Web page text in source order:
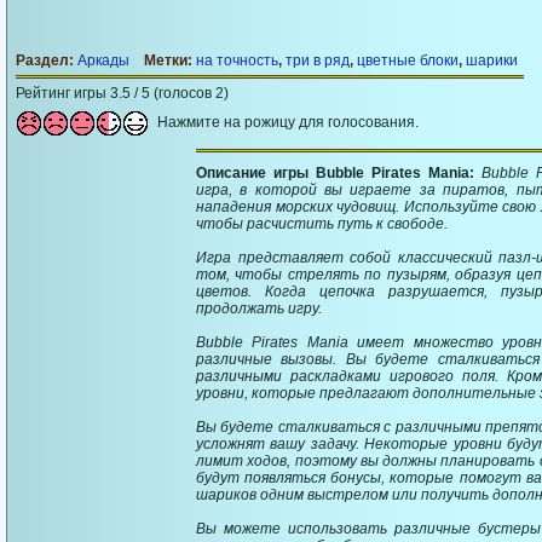
Раздел: Аркады Метки: на точность, три в ряд, цветные блоки, шарики
Рейтинг игры 3.5 / 5 (голосов 2)
Нажмите на рожицу для голосования.
Описание игры Bubble Pirates Mania: Bubble
игра, в которой вы играете за пиратов,
нападения морских чудовищ. Используйте
чтобы расчистить путь к свободе.
Игра представляет собой классический
том, чтобы стрелять по пузырям, образуя
цветов. Когда цепочка разрушается,
продолжать игру.
Bubble Pirates Mania имеет множество
различные вызовы. Вы будете
различными раскладками игрового поля.
уровни, которые предлагают дополнительные
Вы будете сталкиваться с различными
усложнят вашу задачу. Некоторые уровни
лимит ходов, поэтому вы должны планировать
будут появляться бонусы, которые помогут
шариков одним выстрелом или получить
Вы можете использовать различные